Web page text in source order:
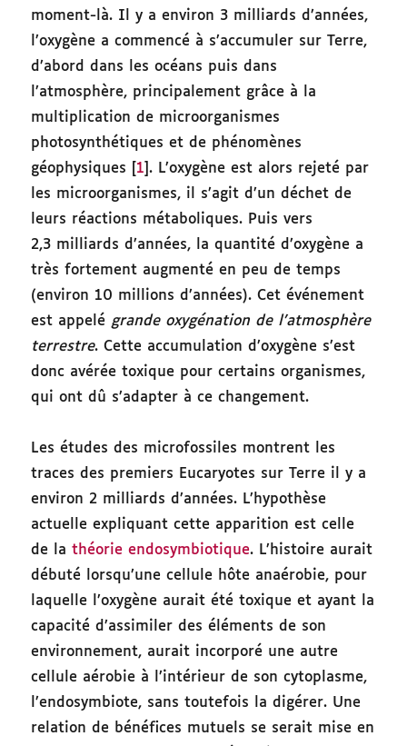
moment-là. Il y a environ 3 milliards d’années,
l’oxygène a commencé à s’accumuler sur Terre,
d’abord dans les océans puis dans
l’atmosphère, principalement grâce à la
multiplication de microorganismes
photosynthétiques et de phénomènes
géophysiques [ 1 ]. L’oxygène est alors rejeté par
les microorganismes, il s’agit d’un déchet de
leurs réactions métaboliques. Puis vers
2,3 milliards d’années, la quantité d’oxygène a
très fortement augmenté en peu de temps
(environ 10 millions d’années). Cet événement
est appelé grande oxygénation de l’atmosphère
terrestre. Cette accumulation d’oxygène s’est
donc avérée toxique pour certains organismes,
qui ont dû s’adapter à ce changement.
Les études des microfossiles montrent les
traces des premiers Eucaryotes sur Terre il y a
environ 2 milliards d’années. L’hypothèse
actuelle expliquant cette apparition est celle
de lathéorie endosymbiotique. L’histoire aurait
débuté lorsqu’une cellule hôte anaérobie, pour
laquelle l’oxygène aurait été toxique et ayant la
capacité d’assimiler des éléments de son
environnement, aurait incorporé une autre
cellule aérobie à l’intérieur de son cytoplasme,
l’endosymbiote, sans toutefois la digérer. Une
relation de bénéfices mutuels se serait mise en